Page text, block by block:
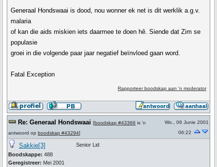
Generaal Hondswaai is dood, nou wonner ek net is dit werklik a.g.v.
malaria
of kan die aids miskien iets daarmee te doen hê. Siende dat Zim se
populasie
groei in die volgende paar jaar negatief beïnvloed gaan word.
Fatal Exception
Rapporteer boodskap aan 'n moderator
Re: Generaal Hondswaai [boodskap #43366 is 'n
antwoord op boodskap #43294]
Wo., 06 Junie 2001
06:22
Sakkie[3]
Boodskappe: 488
Geregistreer: Mei 2001
Senior Lid